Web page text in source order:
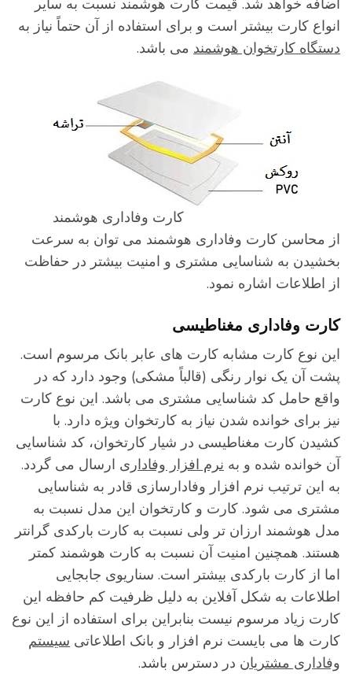
خواهد شد. قیمت کارت هوشمند نسبت به سایر
کارت بیشتر است و برای استفاده از آن حتماً نیاز به
کارتخوان هوشمندمی باشد.
کارت وفاداری هوشمند
محاسن کارت وفاداری هوشمند می توان به سرعت
به شناسایی مشتری و امنیت بیشتر در حفاظت
اطلاعات اشاره نمود.
وفاداری مغناطیسی
نوع کارت مشابه کارت های عابر بانک مرسوم است.
آن یک نوار رنگی (قالباً مشکی) وجود دارد که در
حامل کد شناسایی مشتری می باشد. این نوع کارت
برای خوانده شدن نیاز به کارتخوان ویژه دارد. با
کارت مغناطیسی در شیار کارتخوان، کد شناسایی
خوانده شده و به نرم افزار وفاداری ارسال می گردد.
این ترتیب نرم افزار وفادارسازی قادر به شناسایی
می شود. کارت و کارتخوان این مدل نسبت به
هوشمند ارزان تر ولی نسبت به کارت بارکدی گرانتر
همچنین امنیت آن نسبت به کارت هوشمند کمتر
از کارت بارکدی بیشتر است. سناریوی جابجایی
به شکل آفلاین به دلیل ظرفیت کم حافظه این
زیاد مرسوم نیست بنابراین برای استفاده از این نوع
ها می بایست نرم افزار و بانک اطلاعاتیسیستم
مشتریاندر دسترس باشد.